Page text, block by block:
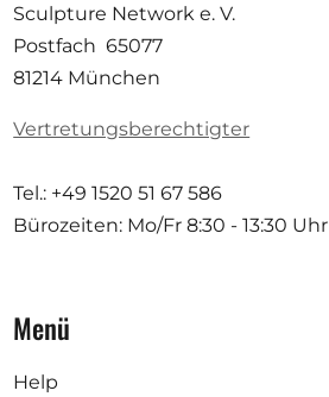
Sculpture Network e. V.
Postfach 65077
81214 München
Vertretungsberechtigter
Tel.: +49 1520 51 67 586
Bürozeiten: Mo/Fr 8:30 - 13:30 Uhr
Menü
Help